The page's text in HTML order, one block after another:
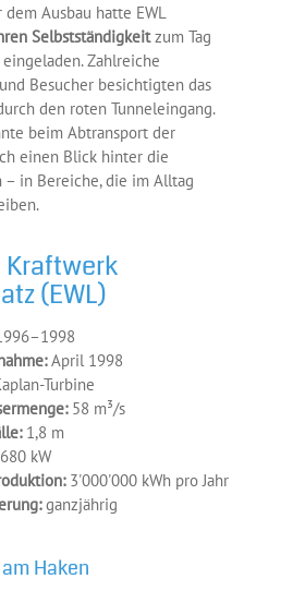
Ausbau hatte EWL
Selbstständigkeitzum Tag
Zahlreiche
Besucher besichtigten das
den roten Tunneleingang.
beim Abtransport der
einen Blick hinter die
– in Bereiche, die im Alltag
(EWL)
April 1998
Turbine
58 m³/s
1,8 m
kW
3'000'000 kWh pro Jahr
ganzjährig
Haken